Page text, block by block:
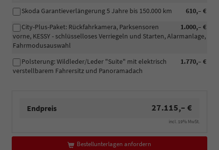
610,– €
Skoda Garantieverlängerung 5 Jahre bis 150.000 km
1.000,– €
City-Plus-Paket: Rückfahrkamera, Parksensoren
vorne, KESSY - schlüsselloses Verriegeln und Starten, Alarmanlage,
Fahrmodusauswahl
1.770,– €
Polsterung: Wildleder/Leder "Suite" mit elektrisch
verstellbarem Fahrersitz und Panoramadach
Endpreis 27.115,– €
incl. 19% MwSt.
Bestellunterlagen anfordern